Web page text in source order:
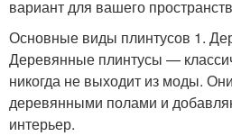
вариант для вашего
Основные виды плинтусов 1.
Деревянные плинтусы —
никогда не выходит из моды.
деревянными полами и
интерьер.